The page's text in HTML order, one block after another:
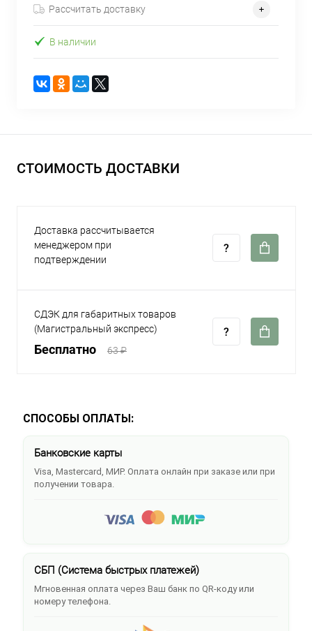
Рассчитать доставку
В наличии
СТОИМОСТЬ ДОСТАВКИ
Доставка рассчитывается
менеджером при
подтверждении
СДЭК для габаритных товаров
(Магистральный экспресс)
Бесплатно 63 ₽
СПОСОБЫ ОПЛАТЫ:
Банковские карты
Visa, Mastercard, МИР. Оплата онлайн при заказе или при
получении товара.
СБП (Система быстрых платежей)
Мгновенная оплата через Ваш банк по QR-коду или
номеру телефона.